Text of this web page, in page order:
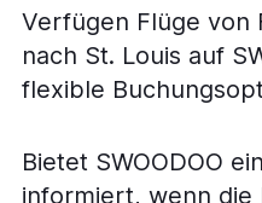
Verfügen Flüge von
nach St. Louis auf
flexible
Bietet SWOODOO
informiert, wenn die